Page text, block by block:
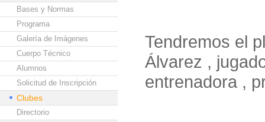
Bases y Normas
Programa
Galería de Imágenes
Cuerpo Técnico
Alumnos
Solicitud de Inscripción
Clubes
Directorio
Tendremos el
Álvarez ,
entrenadora ,